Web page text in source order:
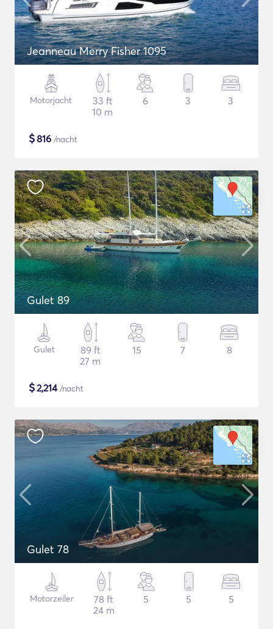
Jeanneau Merry Fisher 1095
Motorjacht
33 ft
10 m
6 3 3
$816 /nacht
Gulet 89
Gulet
89 ft
27 m
15 7 8
$2,214/nacht
Gulet 78
Motorzeiler
78 ft
24 m
5 5 5